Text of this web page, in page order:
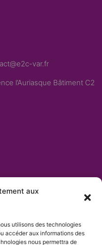
aux
utilisons des technologies
accéder aux informations des
nous permettra de
var.fr
l’Auriasque Bâtiment C2
duréseau Français